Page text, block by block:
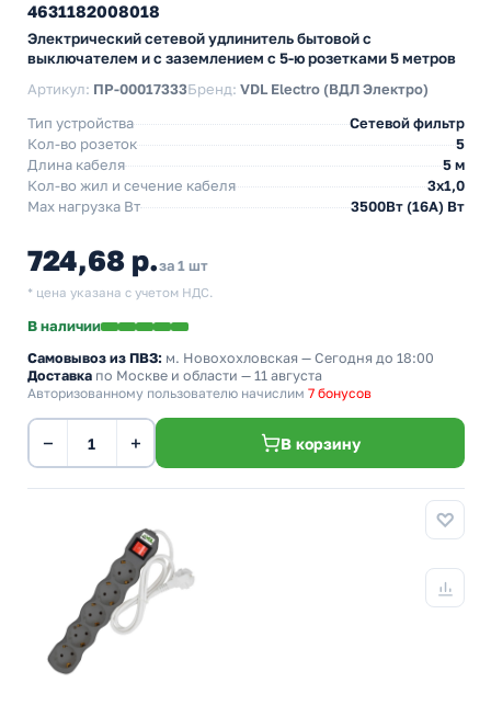
4631182008018
Электрический сетевой удлинитель бытовой с
выключателем и с заземлением с 5-ю розетками 5 метров
Артикул: ПР-00017333Бренд: VDL Electro (ВДЛ Электро)
Тип устройства
Сетевой фильтр
Кол-во розеток
5
Длина кабеля
5 м
Кол-во жил и сечение кабеля
3х1,0
Max нагрузка Вт
3500Вт (16А) Вт
724,68 р.за 1 шт
* цена указана с учетом НДС.
В наличии
Самовывоз из ПВЗ: м. Новохохловская — Сегодня до 18:00
Доставка по Москве и области — 11 августа
Авторизованному пользователю начислим 7 бонусов
− + В корзину